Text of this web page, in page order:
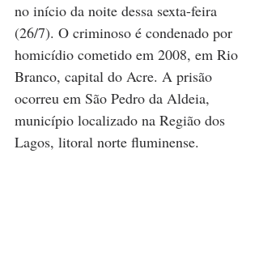
no início da noite dessa sexta-feira
(26/7). O criminoso é condenado por
homicídio cometido em 2008, em Rio
Branco, capital do Acre. A prisão
ocorreu em São Pedro da Aldeia,
município localizado na Região dos
Lagos, litoral norte fluminense.